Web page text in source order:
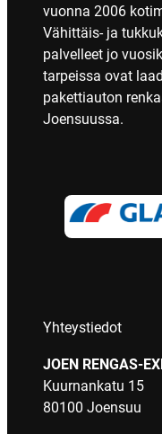
vuonna 2006
Vähittäis- ja
palvelleet jo
tarpeissa ovat
pakettiauton
Joensuussa.
Yhteystiedot
JOEN RENGAS-
Kuurnankatu 15
80100 Joensuu